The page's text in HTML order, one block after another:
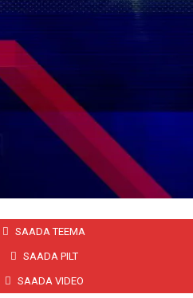
SAADA TEEMA
SAADA PILT
SAADA VIDEO